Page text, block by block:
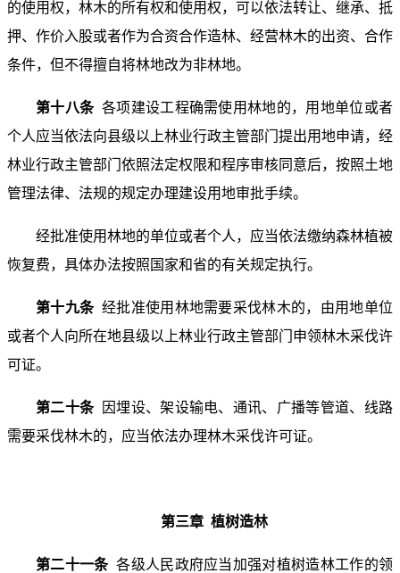
的使用权，林木的所有权和使用权，可以依法转让、继承、抵
押、作价入股或者作为合资合作造林、经营林木的出资、合作
条件，但不得擅自将林地改为非林地。
第十八条各项建设工程确需使用林地的，用地单位或者
个人应当依法向县级以上林业行政主管部门提出用地申请，经
林业行政主管部门依照法定权限和程序审核同意后，按照土地
管理法律、法规的规定办理建设用地审批手续。
经批准使用林地的单位或者个人，应当依法缴纳森林植被
恢复费，具体办法按照国家和省的有关规定执行。
第十九条 经批准使用林地需要采伐林木的，由用地单位
或者个人向所在地县级以上林业行政主管部门申领林木采伐许
可证。
第二十条
因埋设、架设输电、通讯、广播等管道、线路
需要采伐林木的，应当依法办理林木采伐许可证。
第三章 植树造林
第二十一条各级人民政府应当加强对植树造林工作的领